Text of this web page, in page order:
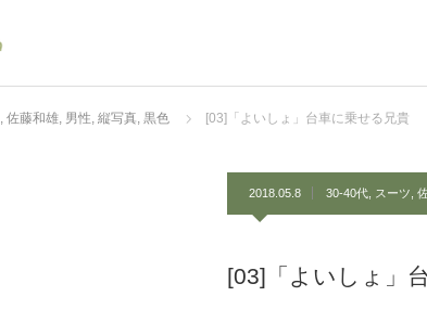
, 佐藤和雄, 男性, 縦写真, 黒色 [03]「よいしょ」台車に乗せる兄貴
2018.05.8 30-40代 スーツ
[03]「よいしょ」